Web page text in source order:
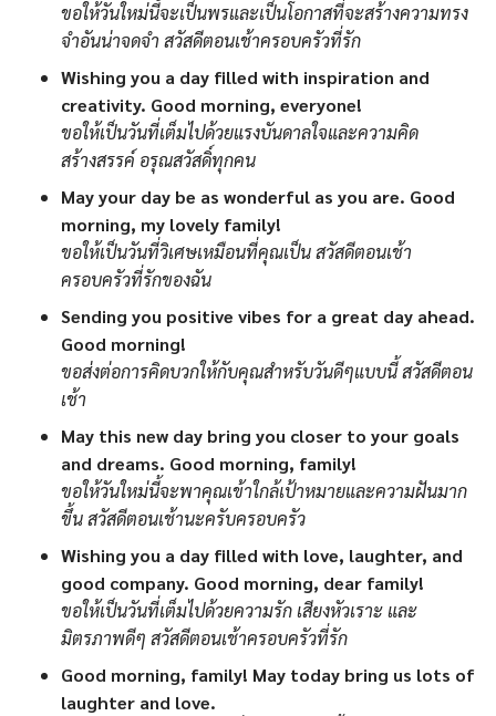
ขอให้วันใหม่นี้จะเป็นพรและเป็นโอกาสที่จะสร้างความทรง
จำอันน่าจดจำ สวัสดีตอนเช้าครอบครัวที่รัก
Wishing you a day filled with inspiration and
creativity. Good morning, everyone!
ขอให้เป็นวันที่เต็มไปด้วยแรงบันดาลใจและความคิด
สร้างสรรค์ อรุณสวัสดิ์ทุกคน
May your day be as wonderful as you are. Good
morning, my lovely family!
ขอให้เป็นวันที่วิเศษเหมือนที่คุณเป็น สวัสดีตอนเช้า
ครอบครัวที่รักของฉัน
Sending you positive vibes for a great day ahead.
Good morning!
ขอส่งต่อการคิดบวกให้กับคุณสำหรับวันดีๆแบบนี้ สวัสดีตอน
เช้า
May this new day bring you closer to your goals
and dreams. Good morning, family!
ขอให้วันใหม่นี้จะพาคุณเข้าใกล้เป้าหมายและความฝันมาก
ขึ้น สวัสดีตอนเช้านะครับครอบครัว
Wishing you a day filled with love, laughter, and
good company. Good morning, dear family!
ขอให้เป็นวันที่เต็มไปด้วยความรัก เสียงหัวเราะ และ
มิตรภาพดีๆ สวัสดีตอนเช้าครอบครัวที่รัก
Good morning, family! May today bring us lots of
laughter and love.